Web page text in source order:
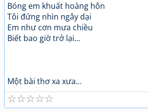
Bóng em khuất hoàng hôn
Tôi đứng nhìn ngây dại
Em như cơn mưa chiều
Biết bao giờ trở lại...
Một bài thơ xa xưa...
☆
☆
☆
☆
☆